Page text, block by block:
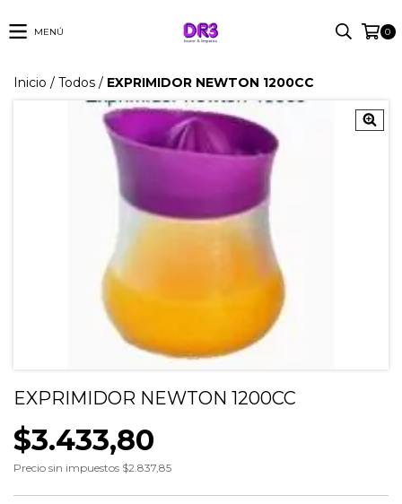
MENÚ 0
Inicio / Todos / EXPRIMIDOR NEWTON 1200CC
EXPRIMIDOR NEWTON 1200CC
$3.433,80
Precio sin impuestos $2.837,85